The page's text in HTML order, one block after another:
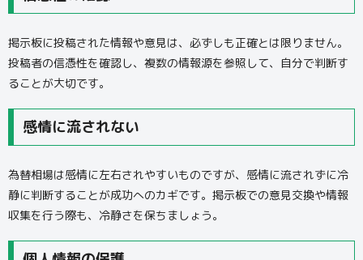
掲示板に投稿された情報や意見は、必ずしも正確とは限りません。
投稿者の信憑性を確認し、複数の情報源を参照して、自分で判断す
ることが大切です。
感情に流されない
為替相場は感情に左右されやすいものですが、感情に流されずに冷
静に判断することが成功へのカギです。掲示板での意見交換や情報
収集を行う際も、冷静さを保ちましょう。